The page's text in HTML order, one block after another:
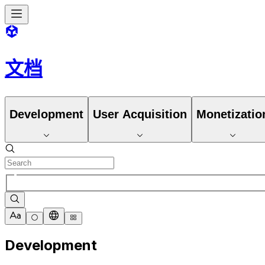
文档
Development User Acquisition
Development